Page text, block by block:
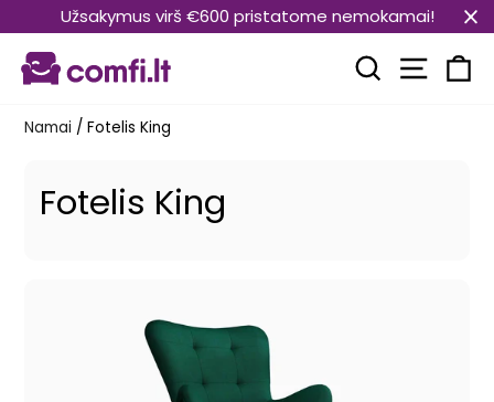
prie
turinio
Užsakymus virš €600 pristatome nemokamai!
Paieška
Namai / Fotelis King
Fotelis King